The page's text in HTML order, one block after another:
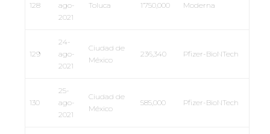
128
ago-
2021
Toluca 1’750,000 Moderna
129
24-
ago-
2021
Ciudad de
México
236,340 Pfizer-BioNTech
130
25-
ago-
2021
Ciudad de
México
585,000 Pfizer-BioNTech